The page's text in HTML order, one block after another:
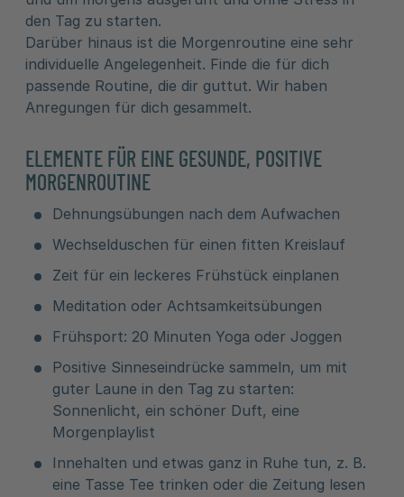
den Tag zu starten.
Darüber hinaus ist die Morgenroutine eine sehr
individuelle Angelegenheit. Finde die für dich
passende Routine, die dir guttut. Wir haben
Anregungen für dich gesammelt.
ELEMENTE FÜR EINE GESUNDE, POSITIVE
MORGENROUTINE
Dehnungsübungen nach dem Aufwachen
Wechselduschen für einen fitten Kreislauf
Zeit für ein leckeres Frühstück einplanen
Meditation oder Achtsamkeitsübungen
Frühsport: 20 Minuten Yoga oder Joggen
Positive Sinneseindrücke sammeln, um mit
guter Laune in den Tag zu starten:
Sonnenlicht, ein schöner Duft, eine
Morgenplaylist
Innehalten und etwas ganz in Ruhe tun, z. B.
eine Tasse Tee trinken oder die Zeitung lesen